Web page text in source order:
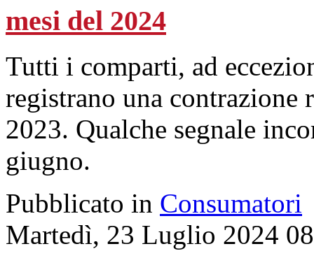
mesi del 2024
Tutti i comparti, ad
registrano una contrazione
2023. Qualche segnale
giugno.
Pubblicato in Consumatori
Martedì, 23 Luglio 2024